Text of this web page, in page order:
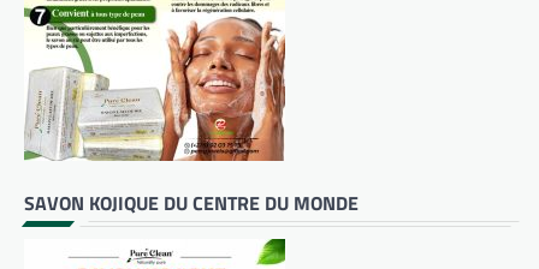
SAVON KOJIQUE DU CENTRE DU MONDE